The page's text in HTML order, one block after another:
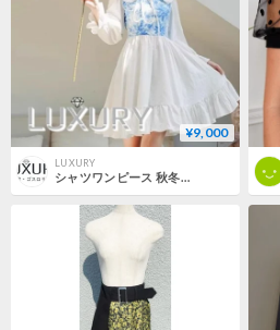
¥9,000
LUXURY
シャツワンピース 秋冬 ホワイト ブルー 切り替え プリント フリル 襟付き ショート丈 ひざ上丈 フレア ドレス かわいい おでかけ デート 大きいサイズ サイズ豊富 セミロリータ